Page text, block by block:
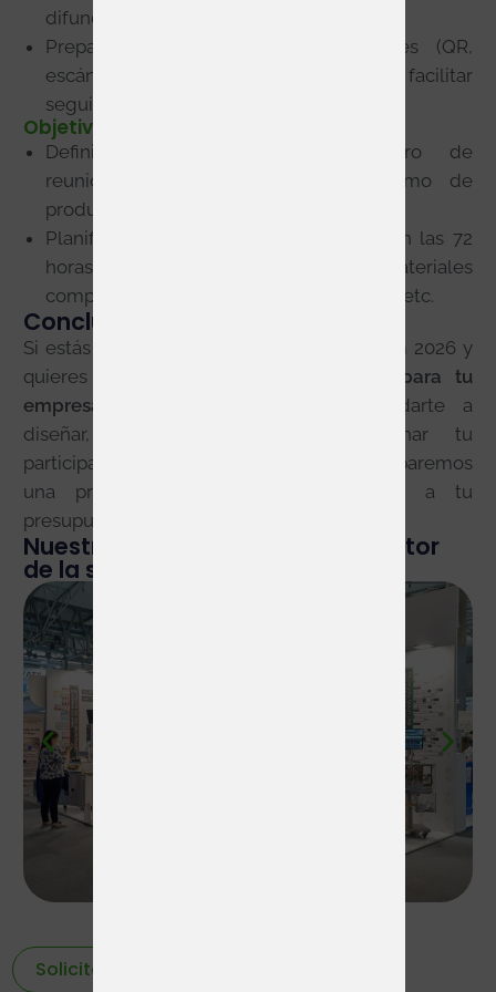
difundir durante y después del evento.
Preparar captación de leads digitales (QR,
escáner de acreditaciones) para facilitar
seguimiento.
Objetivos claros
Definir objetivos concretos: número de
reuniones, contactos cualificados, demo de
producto, cierre de contratos.
Planificar el seguimiento post-evento en las 72
horas siguientes: envío de materiales
complementarios, propuesta de reunión, etc.
Conclusión
Si estás valorando exponer en Farmaforum 2026 y
quieres una
propuesta de stand lista para tu
empresa
, desde Servis podemos ayudarte a
diseñar, planificar, montar y gestionar tu
participación. Contáctanos para que preparemos
una propuesta personalizada adaptada a tu
presupuesto y objetivos.
Nuestros stands en ferias del sector
de la salud
Solicitar stand